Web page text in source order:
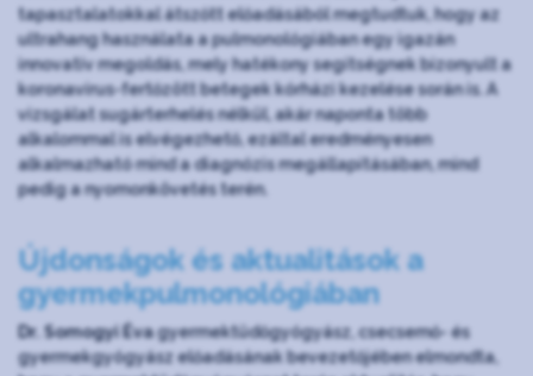
tapasztalatokkal átszőtt előadásából megtudtuk, hogy az
ultrahang használata a pulmonológiában egy igazán
innovatív megoldás, mely hatékony segítségnek bizonyult a
koronavírus-fertőzött betegek kórházi kezelése során is. A
vizsgálat sugárterhelés nélkül, akár naponta több
alkalommal is elvégezhető, ezáltal eredményesen
alkalmazható mind a diagnózis megállapításában, mind
pedig a nyomonkövetés terén.
Újdonságok és aktualitások a
gyermekpulmonológiában
Dr. Somogyi Évagyermektüdőgyógyász, csecsemő- és
gyermekgyógyász előadásának bevezetőjében elmondta,